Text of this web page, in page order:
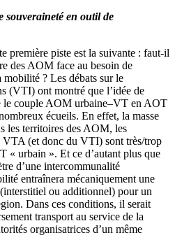
souveraineté en outil de
première piste est la suivante : faut-il
des AOM face au besoin de
mobilité ? Les débats sur le
(VTI) ont montré que l’idée de
le couple AOM urbaine–VT en AOT
écueils. En effet, la masse
les territoires des AOM, les
VTA (et donc du VTI) sont très/trop
« urbain ». Et ce d’autant plus que
d’une intercommunalité
entraînera mécaniquement une
ou additionnel) pour un
Dans ces conditions, il serait
transport au service de la
organisatrices d’un même